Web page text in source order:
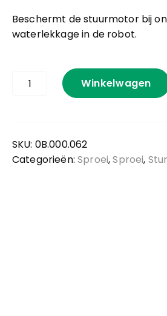
Beschermt de stuurmotor bij
waterlekkage in de robot.
Afdekkap
stuurmotor
Winkelwagen
SKU: 0B.000.062
Categorieën:Sproei,Sproei,